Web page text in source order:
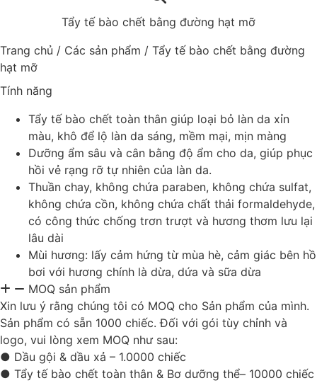
Tẩy tế bào chết bằng đường hạt mỡ
Trang chủ / Các sản phẩm / Tẩy tế bào chết bằng đường
hạt mỡ
Tính năng
Tẩy tế bào chết toàn thân giúp loại bỏ làn da xỉn
màu, khô để lộ làn da sáng, mềm mại, mịn màng
Dưỡng ẩm sâu và cân bằng độ ẩm cho da, giúp phục
hồi vẻ rạng rỡ tự nhiên của làn da.
Thuần chay, không chứa paraben, không chứa sulfat,
không chứa cồn, không chứa chất thải formaldehyde,
có công thức chống trơn trượt và hương thơm lưu lại
lâu dài
Mùi hương: lấy cảm hứng từ mùa hè, cảm giác bên hồ
bơi với hương chính là dừa, dứa và sữa dừa
MOQ sản phẩm
Xin lưu ý rằng chúng tôi có MOQ cho Sản phẩm của mình.
Sản phẩm có sẵn 1000 chiếc. Đối với gói tùy chỉnh và
logo, vui lòng xem MOQ như sau:
● Dầu gội & dầu xả – 1.0000 chiếc
● Tẩy tế bào chết toàn thân & Bơ dưỡng thể– 10000 chiếc